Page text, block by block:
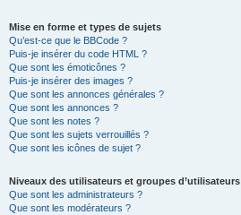
Mise en forme et types de sujets
Qu’est-ce que le BBCode ?
Puis-je insérer du code HTML ?
Que sont les émoticônes ?
Puis-je insérer des images ?
Que sont les annonces générales ?
Que sont les annonces ?
Que sont les notes ?
Que sont les sujets verrouillés ?
Que sont les icônes de sujet ?
Niveaux des utilisateurs et groupes d’utilisateurs
Que sont les administrateurs ?
Que sont les modérateurs ?